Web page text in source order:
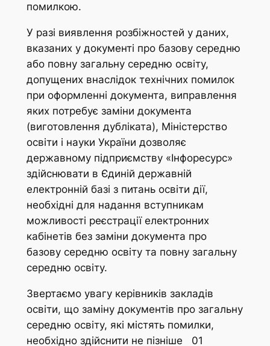
помилкою.
У разі виявлення розбіжностей у даних,
вказаних у документі про базову середню
або повну загальну середню освіту,
допущених внаслідок технічних помилок
при оформленні документа, виправлення
яких потребує заміни документа
(виготовлення дубліката), Міністерство
освіти і науки України дозволяє
державному підприємству «Інфоресурс»
здійснювати в Єдиній державній
електронній базі з питань освіти дії,
необхідні для надання вступникам
можливості реєстрації електронних
кабінетів без заміни документа про
базову середню освіту та повну загальну
середню освіту.
Звертаємо увагу керівників закладів
освіти, що заміну документів про загальну
середню освіту, які містять помилки,
необхідно здійснити не пізніше 01